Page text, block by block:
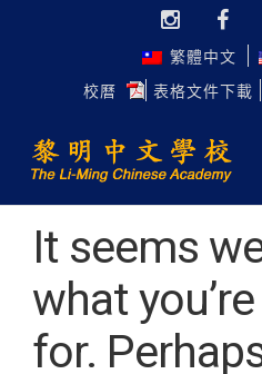
繁體中文
校曆
表格文件下載
It seems
what
for.